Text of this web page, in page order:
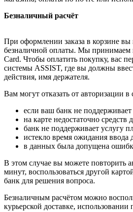
Безналичный расчёт
При оформлении заказа в корзине
безналичной оплаты. Мы принимаем
Card. Чтобы оплатить покупку, вас
системы ASSIST, где вы должны
действия, имя держателя.
Вам могут отказать от авторизации в
если ваш банк не
на карте недостаточно средств
банк не поддерживает услугу
истекло время ожидания ввода
в данных была допущена
В этом случае вы можете повторить
минут, воспользоваться другой
банк для решения вопроса.
Безналичным расчётом можно
курьерской доставке, использовании